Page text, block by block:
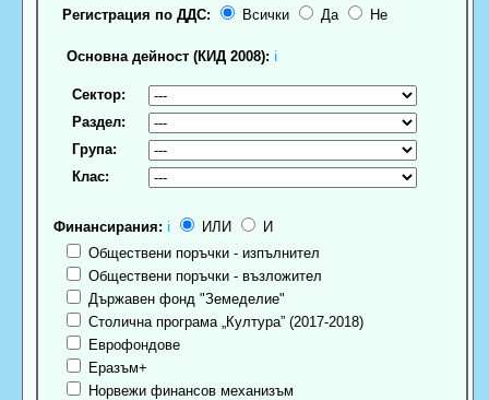
Регистрация по ДДС:
Всички Да Не
Основна дейност (КИД 2008): ℹ
Сектор:
Раздел:
Група:
Клас:
Финансирания: ℹ ИЛИ
И
Обществени поръчки - изпълнител
Обществени поръчки - възложител
Държавен фонд "Земеделие"
Столична програма „Култура” (2017-2018)
Еврофондове
Еразъм+
Норвежи финансов механизъм